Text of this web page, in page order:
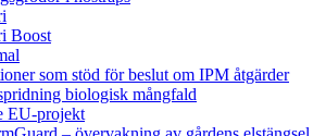
Boost
som stöd för beslut om IPM åtgärder
biologisk mångfald
EU-projekt